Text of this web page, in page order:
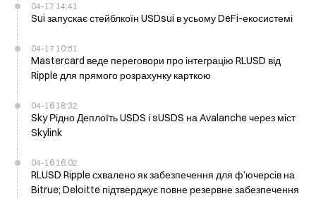
04-17 14:41
Sui запускає стейблкоїн USDsui в усьому DeFi-екосистемі
04-17 10:51
Mastercard веде переговори про інтеграцію RLUSD від
Ripple для прямого розрахунку карткою
04-16 18:32
Sky Рідно Деплоїть USDS і sUSDS на Avalanche через міст
Skylink
04-16 16:02
RLUSD Ripple схвалено як забезпечення для ф’ючерсів на
Bitrue; Deloitte підтверджує повне резервне забезпечення